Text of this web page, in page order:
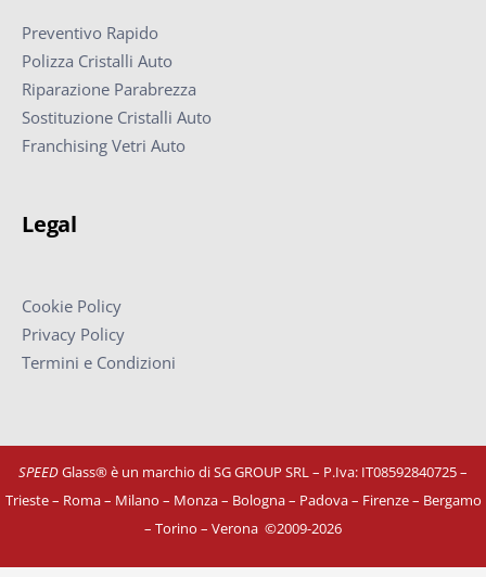
Preventivo Rapido
Polizza Cristalli Auto
Riparazione Parabrezza
Sostituzione Cristalli Auto
Franchising Vetri Auto
Legal
Cookie Policy
Privacy Policy
Termini e Condizioni
SPEEDGlass® è un marchio di SG GROUP SRL – P.Iva: IT08592840725–
Trieste – Roma – Milano – Monza – Bologna – Padova – Firenze – Bergamo
– Torino – Verona ©2009-2026